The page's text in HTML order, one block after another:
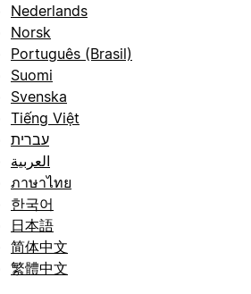
Nederlands
Norsk
Português (Brasil)
Suomi
Svenska
Tiếng Việt
עברית
العربية
ภาษาไทย
한국어
日本語
简体中文
繁體中文